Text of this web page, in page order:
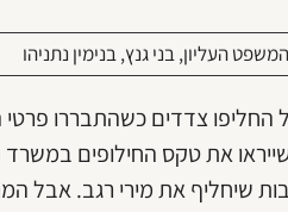
העליון,בני גנץ,בנימין נתניהו
צדדים כשהתבררו פרטי
את טקס החילופים
שיחליף את מירי רגב. אבל